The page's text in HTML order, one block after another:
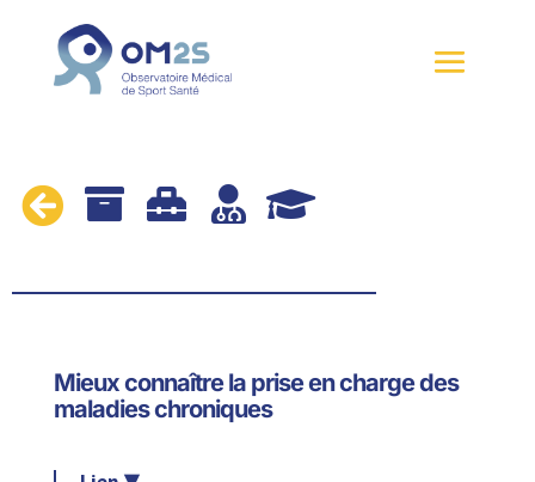
    
Mieux connaître la prise en charge des
maladies chroniques